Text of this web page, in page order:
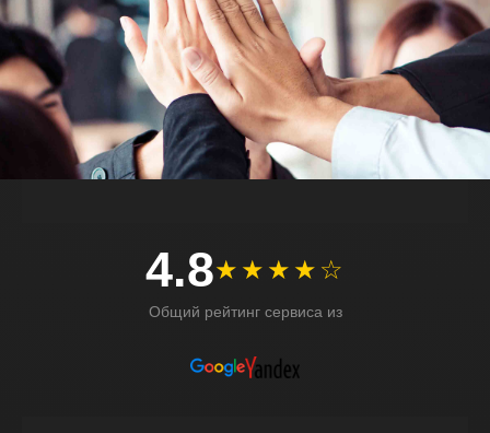
4.8★★★★☆
Общий рейтинг сервиса из